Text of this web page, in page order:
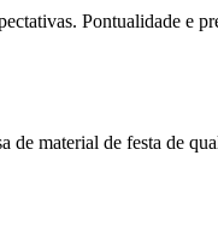
Pontualidade e
de material de festa de